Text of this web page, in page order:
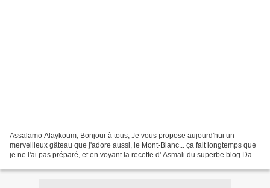
Assalamo Alaykoum, Bonjour à tous, Je vous propose aujourd'hui un
merveilleux gâteau que j'adore aussi, le Mont-Blanc... ça fait longtemps que
je ne l'ai pas préparé, et en voyant la recette d' Asmali du superbe blog Dans